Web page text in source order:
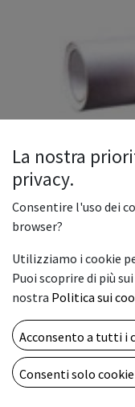
FL510M/110
FRONTLITE
B1 110x30
Il FL510M/110 è un
grammatura di 510 g/
OP (opaca).
trattamento FR B1.
La nostra
privacy.
Consentire l'uso dei
browser?
Utilizziamo i cookie
Puoi scoprire di più
nostra Politica sui
Acconsento a tutti i
Consenti solo